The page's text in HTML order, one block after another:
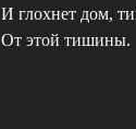
И глохнет дом,
От этой тишины.